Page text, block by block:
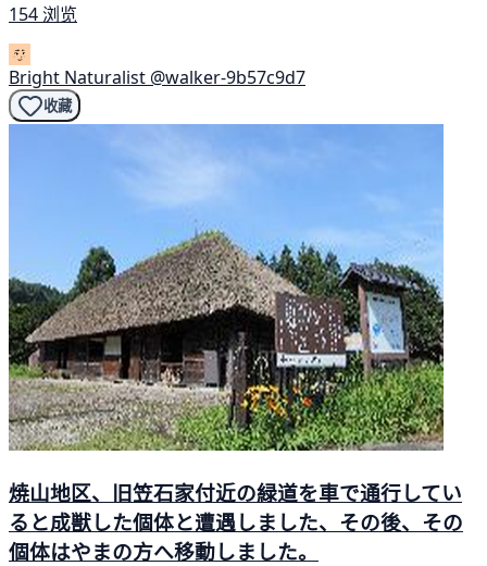
154 浏览
Bright Naturalist @walker-9b57c9d7
收藏
焼山地区、旧笠石家付近の緑道を車で通行してい
ると成獣した個体と遭遇しました、その後、その
個体はやまの方へ移動しました。